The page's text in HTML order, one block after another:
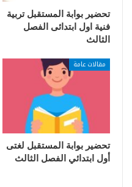
تحضير بوابة المستقبل تربية
فنية اول ابتدائى الفصل
الثالث
مقالات عامة
تحضير بوابة المستقبل لغتى
أول ابتدائي الفصل الثالث